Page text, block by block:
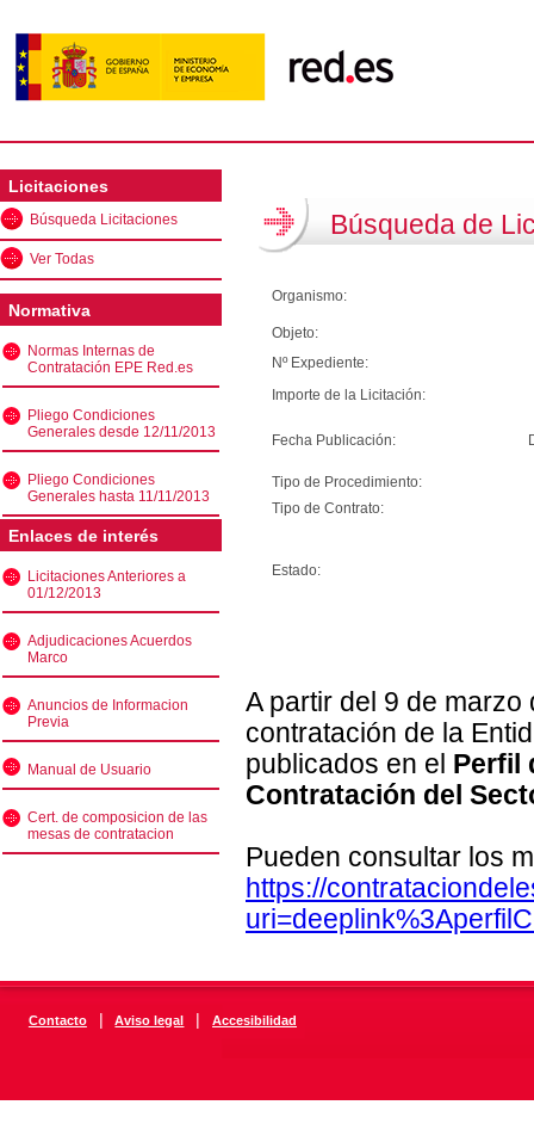
Licitaciones
Búsqueda Licitaciones
Ver Todas
Normativa
Normas Internas de
Contratación EPE Red.es
Pliego Condiciones
Generales desde 12/11/2013
Pliego Condiciones
Generales hasta 11/11/2013
Enlaces de interés
Licitaciones Anteriores a
01/12/2013
Adjudicaciones Acuerdos
Marco
Anuncios de Informacion
Previa
Manual de Usuario
Cert. de composicion de las
mesas de contratacion
Búsqueda de
Organismo:
Objeto:
Nº Expediente:
Importe de la Licitación:
Fecha Publicación:
Tipo de Procedimiento:
Tipo de Contrato:
Estado:
A partir del 9 de
contratación de la
publicados en el Perfil
Contratación del
Pueden consultar los
https://
Contacto | Aviso legal | Accesibilidad